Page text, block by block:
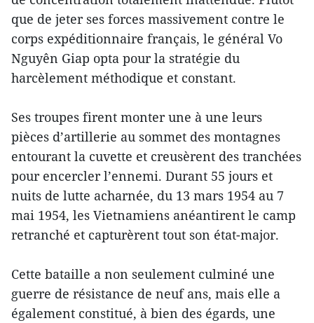
que de jeter ses forces massivement contre le
corps expéditionnaire français, le général Vo
Nguyên Giap opta pour la stratégie du
harcèlement méthodique et constant.
Ses troupes firent monter une à une leurs
pièces d’artillerie au sommet des montagnes
entourant la cuvette et creusèrent des tranchées
pour encercler l’ennemi. Durant 55 jours et
nuits de lutte acharnée, du 13 mars 1954 au 7
mai 1954, les Vietnamiens anéantirent le camp
retranché et capturèrent tout son état-major.
Cette bataille a non seulement culminé une
guerre de résistance de neuf ans, mais elle a
également constitué, à bien des égards, une